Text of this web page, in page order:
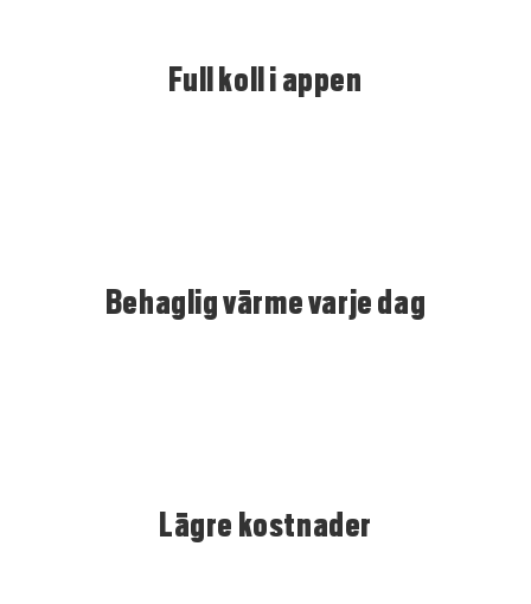
Full koll i appen
Behaglig värme varje dag
Lägre kostnader